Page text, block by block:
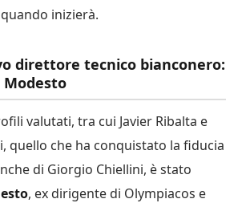
inizierà.
direttore tecnico bianconero:
valutati, tra cui Javier Ribalta e
quello che ha conquistato la fiducia
di Giorgio Chiellini, è stato
, ex dirigente di Olympiacos e